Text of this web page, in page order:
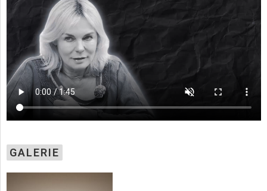
GALERIE